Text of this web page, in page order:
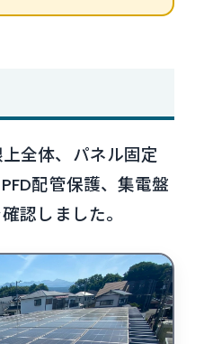
全体、パネル固定
配管保護、集電盤
認しました。